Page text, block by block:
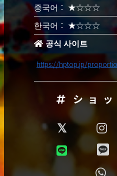
중국어： ★☆☆☆
한국어： ★☆☆☆
공식 사이트
https://hptop.jp/
ショ